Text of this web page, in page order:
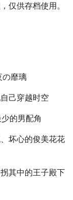
仅供存档使用。
靡璃
己穿越时空
的男配角
坏心的俊美花花
其中的王子殿下